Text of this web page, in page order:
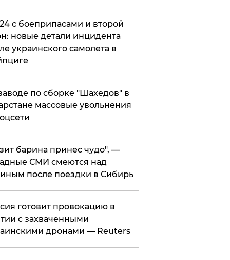
с боеприпасами и второй
новые детали инцидента
украинского самолета в
по сборке "Шахедов" в
массовые увольнения
барина принес чудо", —
СМИ смеются над
после поездки в Сибирь
готовит провокацию в
с захваченными
дронами — Reuters